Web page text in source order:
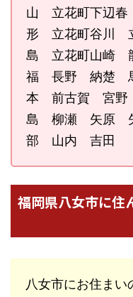
山 立花町下辺
形 立花町谷川
島 立花町山崎
福 長野 納楚
本 前古賀 宮
島 柳瀬 矢原
部 山内 吉田
福岡県八女市に住
八女市にお住まい